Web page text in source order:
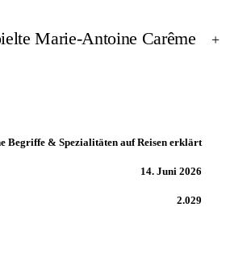
Marie-Antoine Carême
+
Begriffe & Spezialitäten auf Reisen erklärt
14. Juni 2026
2.029